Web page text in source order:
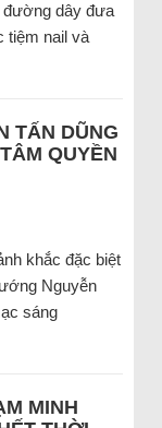
dây đưa
tiệm nail và
TẤN DŨNG
QUYỀN
khắc đặc biệt
Nguyễn
sáng
MINH